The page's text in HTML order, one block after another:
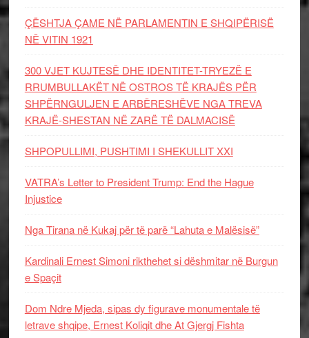
ÇËSHTJA ÇAME NË PARLAMENTIN E SHQIPËRISË
NË VITIN 1921
300 VJET KUJTESË DHE IDENTITET-TRYEZË E
RRUMBULLAKËT NË OSTROS TË KRAJËS PËR
SHPËRNGULJEN E ARBËRESHËVE NGA TREVA
KRAJË-SHESTAN NË ZARË TË DALMACISË
SHPOPULLIMI, PUSHTIMI I SHEKULLIT XXI
VATRA’s Letter to President Trump: End the Hague
Injustice
Nga Tirana në Kukaj për të parë “Lahuta e Malësisë”
Kardinali Ernest Simoni rikthehet si dëshmitar në Burgun
e Spaçit
Dom Ndre Mjeda, sipas dy figurave monumentale të
letrave shqipe, Ernest Koliqit dhe At Gjergj Fishta